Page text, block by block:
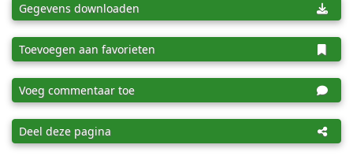
Gegevens downloaden
Toevoegen aan favorieten
Voeg commentaar toe
Deel deze pagina